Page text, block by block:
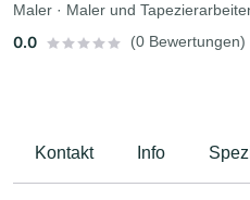
Maler · Maler und
0.0 (0 Bewertungen)
Kontakt Info